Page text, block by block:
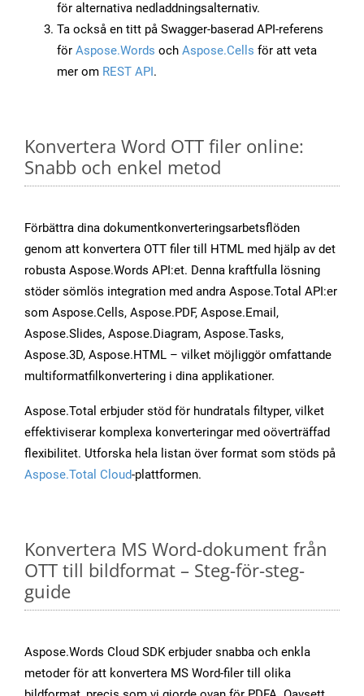
för alternativa nedladdningsalternativ.
Ta också en titt på Swagger-baserad API-referens
för Aspose.Words och Aspose.Cells för att veta
mer om REST API.
Konvertera Word OTT filer online:
Snabb och enkel metod
Förbättra dina dokumentkonverteringsarbetsflöden
genom att konvertera OTT filer till HTML med hjälp av det
robusta Aspose.Words API:et. Denna kraftfulla lösning
stöder sömlös integration med andra Aspose.Total API:er
som Aspose.Cells, Aspose.PDF, Aspose.Email,
Aspose.Slides, Aspose.Diagram, Aspose.Tasks,
Aspose.3D, Aspose.HTML – vilket möjliggör omfattande
multiformatfilkonvertering i dina applikationer.
Aspose.Total erbjuder stöd för hundratals filtyper, vilket
effektiviserar komplexa konverteringar med oöverträffad
flexibilitet. Utforska hela listan över format som stöds på
Aspose.Total Cloud-plattformen.
Konvertera MS Word-dokument från
OTT till bildformat – Steg-för-steg-
guide
Aspose.Words Cloud SDK erbjuder snabba och enkla
metoder för att konvertera MS Word-filer till olika